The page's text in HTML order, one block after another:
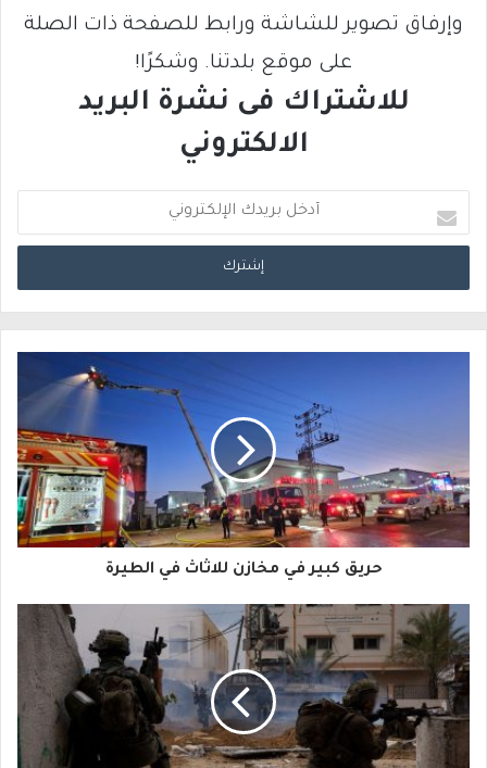
وإرفاق تصوير للشاشة ورابط للصفحة ذات الصلة
على موقع بلدتنا. وشكرًا!
للاشتراك فى نشرة البريد
الالكتروني
د
خ
د
ك
ا
إ
ل
ك
حريق كبير في مخازن للاثاث في الطيرة